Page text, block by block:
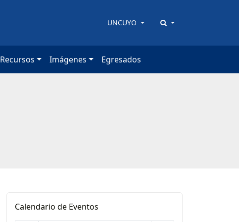
UNCUYO
Recursos Imágenes Egresados
Calendario de Eventos